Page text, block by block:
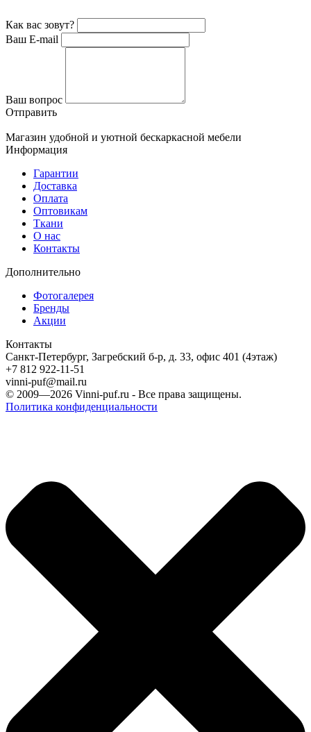
Как вас зовут?
Ваш E-mail
Ваш вопрос
Отправить
Магазин удобной и уютной бескаркасной мебели
Информация
Гарантии
Доставка
Оплата
Оптовикам
Ткани
О нас
Контакты
Дополнительно
Фотогалерея
Бренды
Акции
Контакты
Санкт-Петербург, Загребский б-р, д. 33, офис 401 (4этаж)
+7 812 922-11-51
vinni-puf@mail.ru
© 2009—2026 Vinni-puf.ru - Все права защищены.
Политика конфиденциальности